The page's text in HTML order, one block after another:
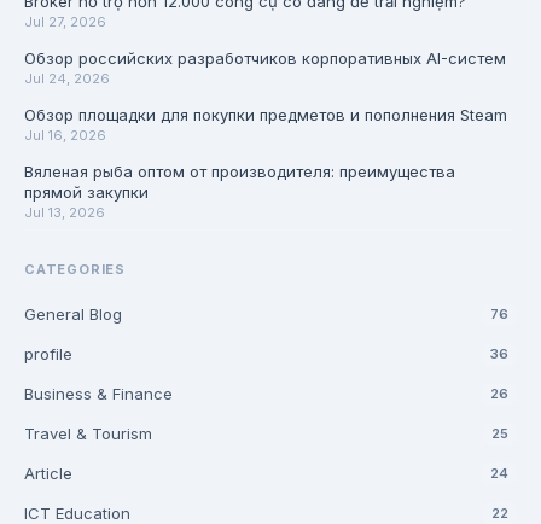
Jul 27, 2026
Обзор российских разработчиков корпоративных AI-систем
Jul 24, 2026
Обзор площадки для покупки предметов и пополнения Steam
Jul 16, 2026
Вяленая рыба оптом от производителя: преимущества
прямой закупки
Jul 13, 2026
CATEGORIES
General Blog 76
profile 36
Business & Finance 26
Travel & Tourism 25
Article 24
ICT Education 22